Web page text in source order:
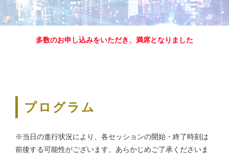
多数のお申し込みをいただき、満席となりました
プログラム
※当日の進行状況により、各セッションの開始・終了時刻は
前後する可能性がございます。あらかじめご了承くださいま